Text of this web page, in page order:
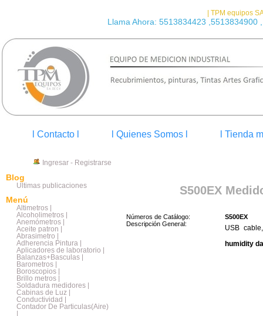
| TPM equipos
Llama Ahora: 5513834423 ,5513834900
l Contacto l l Quienes Somos l l Tienda
Ingresar - Registrarse
Blog
Últimas publicaciones
Menú
Altimetros |
Alcoholimetros |
Anemómetros |
Aceite patron |
Abrasimetro |
Adherencia Pintura |
Aplicadores de laboratorio |
Balanzas+Basculas |
Barometros |
Boroscopios |
Brillo metros |
Soldadura medidores |
Cabinas de Luz |
Conductividad |
Contador De Particulas(Aire)
S500EX
Números de Catálogo:
S500EX
Descripción General:
USB
humidity